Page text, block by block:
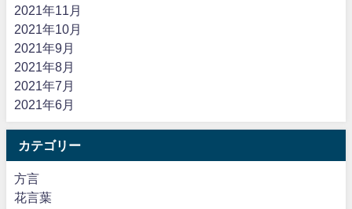
2021年11月
2021年10月
2021年9月
2021年8月
2021年7月
2021年6月
カテゴリー
方言
花言葉